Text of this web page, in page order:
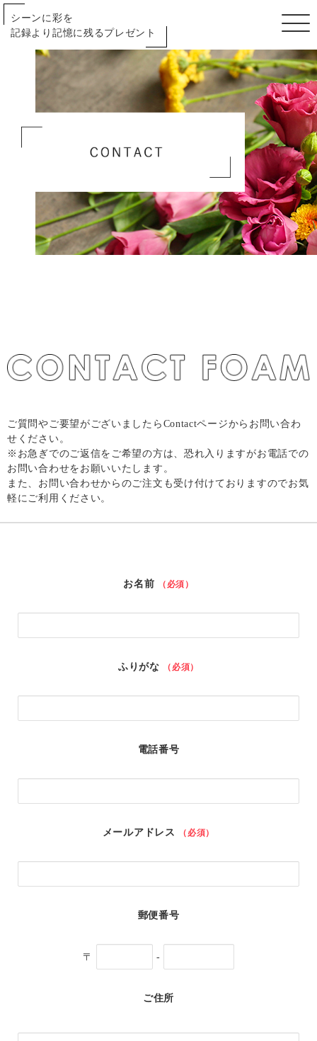
シーンに彩を
記録より記憶に残るプレゼント
ご質問やご要望がございましたらContactページからお問い合わ
せください。
※ お急ぎでのご返信をご希望の方は、恐れ入りますがお電話での
お問い合わせをお願いいたします。
また、お問い合わせからのご注文も受け付けておりますのでお気
軽にご利用ください。
お名前 （必須）
ふりがな （必須）
電話番号
メールアドレス （必須）
郵便番号
〒 -
ご住所